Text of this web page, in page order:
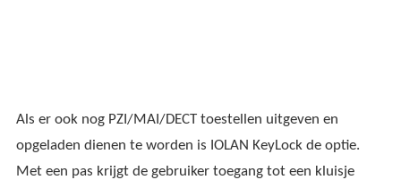
Als er ook nog PZI/MAI/DECT toestellen uitgeven en
opgeladen dienen te worden is IOLAN KeyLock de optie.
Met een pas krijgt de gebruiker toegang tot een kluisje